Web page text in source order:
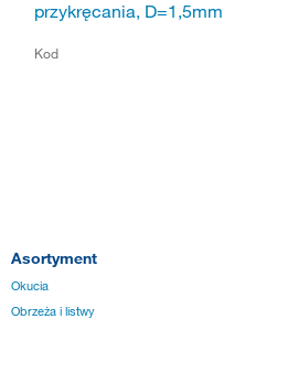
przykręcania, D=1,5mm
Kod
Asortyment
Okucia
Obrzeża i listwy